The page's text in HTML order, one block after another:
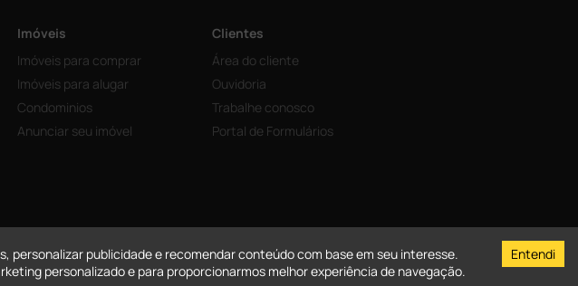
Imóveis
Imóveis para comprar
Imóveis para alugar
Condominios
Anunciar seu imóvel
Clientes
Área do cliente
Ouvidoria
Trabalhe conosco
Portal de Formulários
personalizar publicidade e recomendar conteúdo com base em seu interesse.
personalizado e para proporcionarmos melhor experiência de navegação.
Entendi